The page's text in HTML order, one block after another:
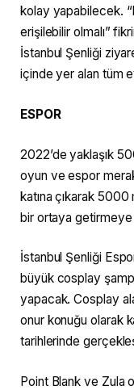
kolay yapabilecek.
erişilebilir olmalı”
İstanbul Şenliği
içinde yer alan tüm
ESPOR
2022’de yaklaşık
oyun ve espor
katına çıkarak
bir ortaya getirmeye
İstanbul Şenliği
büyük cosplay
yapacak. Cosplay
onur konuğu olarak
tarihlerinde
Point Blank ve Zula